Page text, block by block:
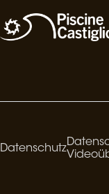
Datenschutz